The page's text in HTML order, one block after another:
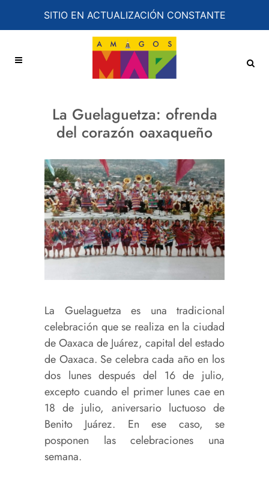
SITIO EN ACTUALIZACIÓN CONSTANTE
La Guelaguetza: ofrenda
del corazón oaxaqueño
La Guelaguetza es una tradicional
celebración que se realiza en la ciudad
de Oaxaca de Juárez, capital del estado
de Oaxaca. Se celebra cada año en los
dos lunes después del 16 de julio,
excepto cuando el primer lunes cae en
18 de julio, aniversario luctuoso de
Benito Juárez. En ese caso, se
posponen las celebraciones una
semana.